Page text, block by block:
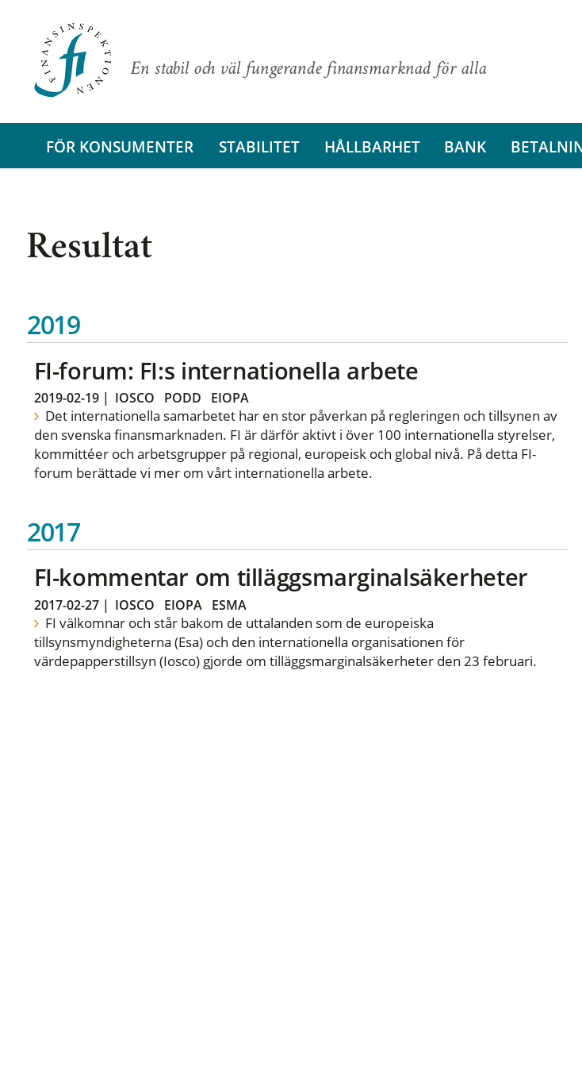
En stabil och väl fungerande finansmarknad för alla
FÖR KONSUMENTER STABILITET HÅLLBARHET BANK
Resultat
2019
FI-forum: FI:s internationella arbete
2019-02-19| IOSCO PODD EIOPA
Det internationella samarbetet har en stor påverkan på regleringen och tillsynen av
den svenska finansmarknaden. FI är därför aktivt i över 100 internationella styrelser,
kommittéer och arbetsgrupper på regional, europeisk och global nivå. På detta FI-
forum berättade vi mer om vårt internationella arbete.
2017
FI-kommentar om tilläggsmarginalsäkerheter
2017-02-27| IOSCO EIOPA ESMA
FI välkomnar och står bakom de uttalanden som de europeiska
tillsynsmyndigheterna (Esa) och den internationella organisationen för
värdepapperstillsyn (Iosco) gjorde om tilläggsmarginalsäkerheter den 23 februari.